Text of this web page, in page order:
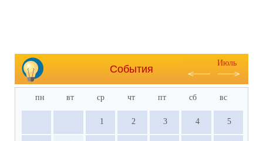
События
Июль
пн вт ср чт пт сб вс
1 2 3 4 5